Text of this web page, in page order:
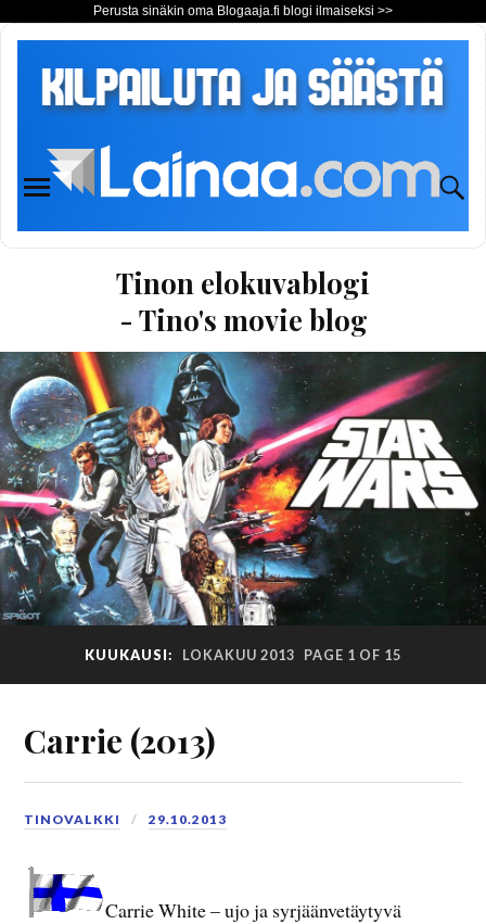
Perusta sinäkin oma Blogaaja.fi blogi ilmaiseksi >>
Tinon elokuvablogi
- Tino's movie blog
KUUKAUSI: LOKAKUU 2013 PAGE 1 OF 15
Carrie (2013)
TINOVALKKI 29.10.2013
Carrie White – ujo ja syrjäänvetäytyvä